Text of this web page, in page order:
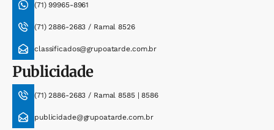
(71) 99965-8961
(71) 2886-2683 / Ramal 8526
classificados@grupoatarde.com.br
Publicidade
(71) 2886-2683 / Ramal 8585 | 8586
publicidade@grupoatarde.com.br